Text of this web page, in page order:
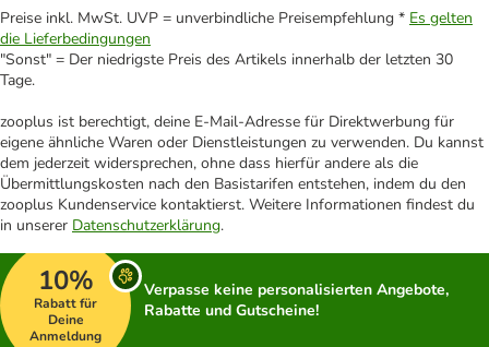
Preise inkl. MwSt. UVP = unverbindliche Preisempfehlung * Es gelten
die Lieferbedingungen
"Sonst" = Der niedrigste Preis des Artikels innerhalb der letzten 30
Tage.
zooplus ist berechtigt, deine E-Mail-Adresse für Direktwerbung für
eigene ähnliche Waren oder Dienstleistungen zu verwenden. Du kannst
dem jederzeit widersprechen, ohne dass hierfür andere als die
Übermittlungskosten nach den Basistarifen entstehen, indem du den
zooplus Kundenservice kontaktierst. Weitere Informationen findest du
in unserer Datenschutzerklärung.
10%
Rabatt für
Deine
Anmeldung
Verpasse keine personalisierten Angebote,
Rabatte und Gutscheine!